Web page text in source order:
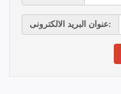
عنوان البريد الالكترونى: